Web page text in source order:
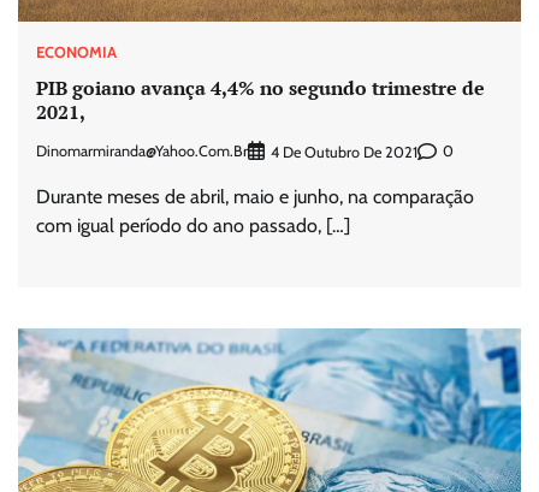
ECONOMIA
PIB goiano avança 4,4% no segundo trimestre de
2021,
Dinomarmiranda@yahoo.com.br 4 De Outubro De 2021 0
Durante meses de abril, maio e junho, na comparação
com igual período do ano passado, […]